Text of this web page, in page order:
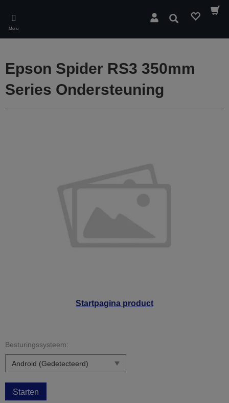
main
content
Menu
Zoeken
Startpagina product
Epson Spider RS3 350mm
Series Ondersteuning
Besturingssysteem:
Starten